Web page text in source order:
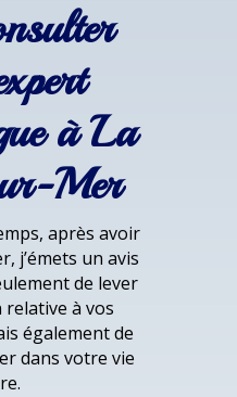
à La
Mer
après avoir
j’émets un avis
de lever
à vos
également de
dans votre vie